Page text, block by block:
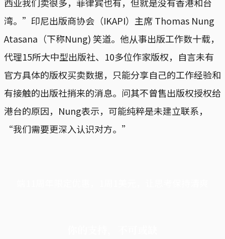
湾。”印尼出版商协会（IKAPI）主席 Thomas Nung
Atasana（下称Nung) 笑道。他从事出版工作数十载，
代理15所大中型出版社、10多位作家版权，自言未有
官方具体的版权买卖数据，只能分享自己的工作经验和
有接触的出版社捎来的消息。问其不曾售出版权授权给
港台的原因，Nung表示，可能纯粹是未建立联系，
“我们需要更深入认识对方。”